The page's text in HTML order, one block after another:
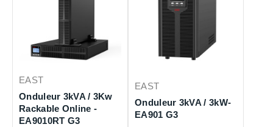
EAST
Onduleur 3kVA / 3Kw
Rackable Online -
EA9010RT G3
EAST
Onduleur 3kVA / 3kW-
EA901 G3